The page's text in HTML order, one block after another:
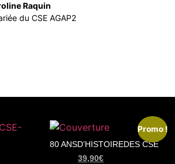
Raquin
du CSE AGAP2
Promo !
80 ANSD’HISTOIREDES CSE
39,90€